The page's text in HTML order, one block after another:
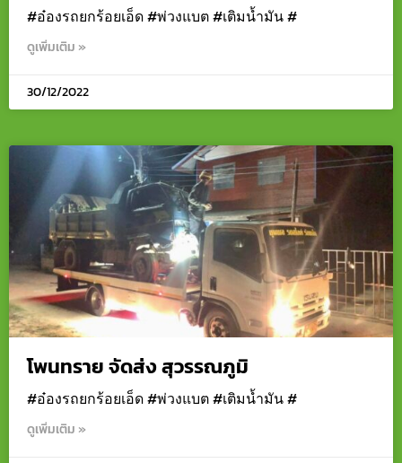
#อ๋องรถยกร้อยเอ็ด #พ่วงแบต #เติมน้ำมัน #
ดูเพิ่มเติม »
30/12/2022
โพนทราย จัดส่ง สุวรรณภูมิ
#อ๋องรถยกร้อยเอ็ด #พ่วงแบต #เติมน้ำมัน #
ดูเพิ่มเติม »